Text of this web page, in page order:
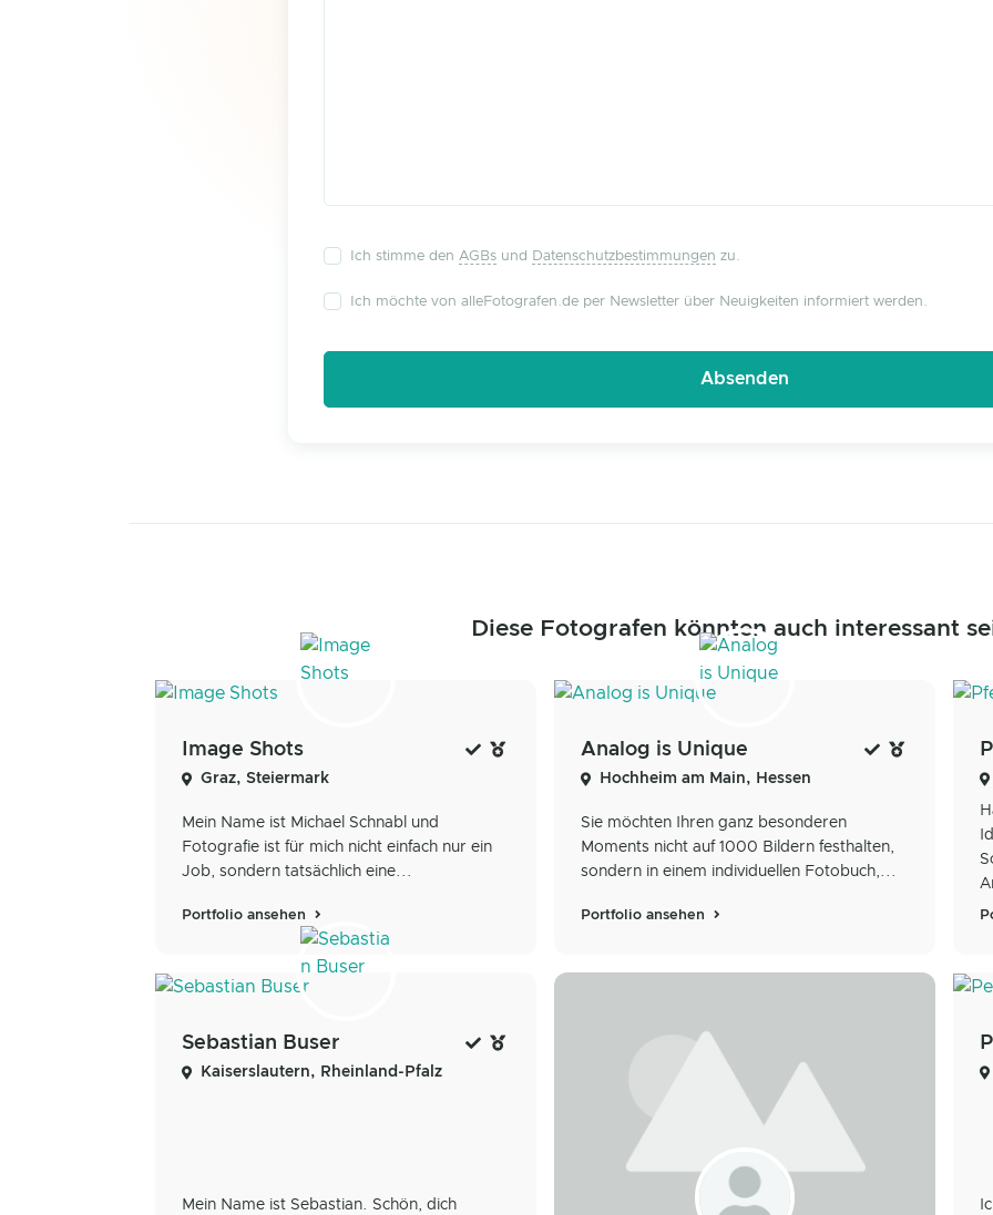
Ich stimme den AGBsund Datenschutzbestimmungen zu.
Ich möchte von alleFotografen.de per Newsletter über Neuigkeiten informiert werden.
Diese Fotografen könnten auch interessant
Image Shots
Graz, Steiermark
Mein Name ist Michael Schnabl und
Fotografie ist für mich nicht einfach nur ein
Job, sondern tatsächlich eine...
Portfolio ansehen
Analog is Unique
Hochheim am Main, Hessen
Sie möchten Ihren ganz besonderen
Moments nicht auf 1000 Bildern festhalten,
sondern in einem individuellen Fotobuch,...
Portfolio ansehen
Sebastian Buser
Kaiserslautern, Rheinland-Pfalz
Mein Name ist Sebastian. Schön, dich